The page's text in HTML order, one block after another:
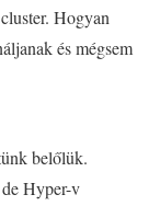
Hogyan
és mégsem
belőlük.
Hyper-v